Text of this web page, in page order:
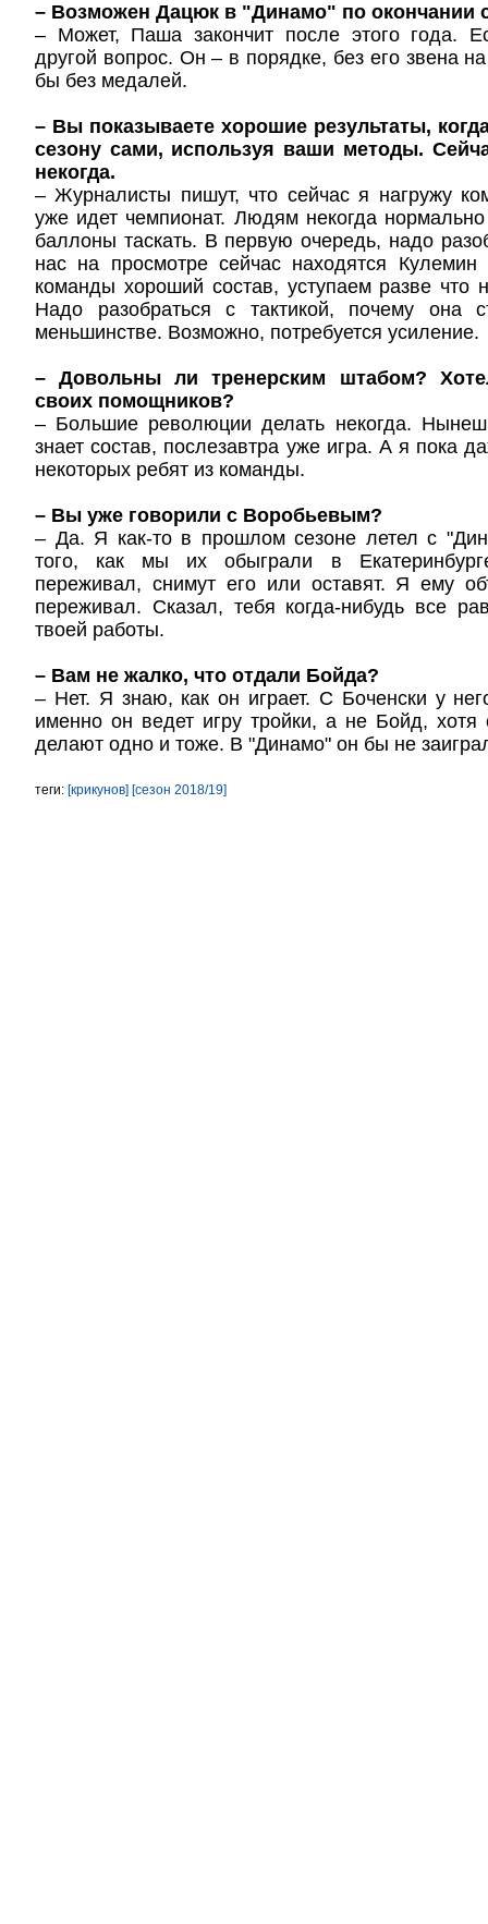
– Возможен Дацюк в "Динамо" по окончании
– Может, Паша закончит после этого года.
другой вопрос. Он – в порядке, без его звена
бы без медалей.
– Вы показываете хорошие результаты,
сезону сами, используя ваши методы.
некогда.
– Журналисты пишут, что сейчас я нагружу
уже идет чемпионат. Людям некогда
баллоны таскать. В первую очередь, надо
нас на просмотре сейчас находятся
команды хороший состав, уступаем разве что
Надо разобраться с тактикой, почему она
меньшинстве. Возможно, потребуется усиление.
– Довольны ли тренерским штабом?
своих помощников?
– Большие революции делать некогда.
знает состав, послезавтра уже игра. А я пока
некоторых ребят из команды.
– Вы уже говорили с Воробьевым?
– Да. Я как-то в прошлом сезоне летел с
того, как мы их обыграли в
переживал, снимут его или оставят. Я ему
переживал. Сказал, тебя когда-нибудь все
твоей работы.
– Вам не жалко, что отдали Бойда?
– Нет. Я знаю, как он играет. С Боченски у
именно он ведет игру тройки, а не Бойд,
делают одно и тоже. В "Динамо" он бы не
теги: [крикунов] [сезон 2018/19]